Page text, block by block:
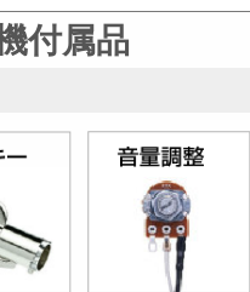
付属品